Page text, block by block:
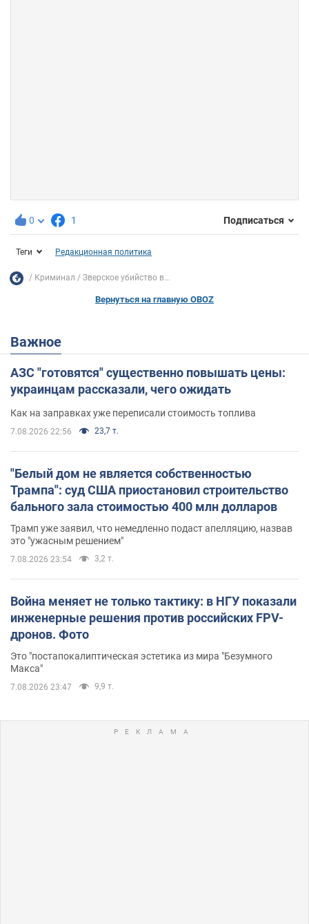
0 1 Подписаться
Теги Редакционная политика
Криминал Зверское убийство в...
Вернуться на главную OBOZ
Важное
АЗС "готовятся" существенно повышать цены:
украинцам рассказали, чего ожидать
Как на заправках уже переписали стоимость топлива
7.08.2026 22:56 23,7 т.
"Белый дом не является собственностью
Трампа": суд США приостановил строительство
бального зала стоимостью 400 млн долларов
Трамп уже заявил, что немедленно подаст апелляцию, назвав
это "ужасным решением"
7.08.2026 23:54 3,2 т.
Война меняет не только тактику: в НГУ показали
инженерные решения против российских FPV-
дронов. Фото
Это "постапокалиптическая эстетика из мира "Безумного
Макса"
7.08.2026 23:47 9,9 т.